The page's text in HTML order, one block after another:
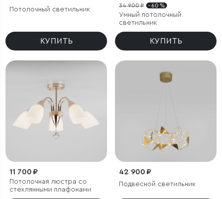
Потолочный светильник
КУПИТЬ
34 900 ₽ - 60 %
Умный потолочный
светильник
КУПИТЬ
11 700 ₽
Потолочная люстра со
стеклянными плафонами
42 900 ₽
Подвесной светильник